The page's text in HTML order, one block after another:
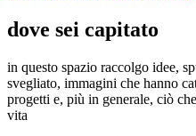
dove sei capitato
in questo spazio raccolgo idee,
svegliato, immagini che hanno
progetti e, più in generale, ciò
vita